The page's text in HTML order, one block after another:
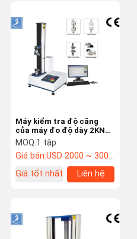
Máy kiểm tra độ căng
của máy đo độ dày 2KN
với màn hình vi tính
MOQ:1 tập
Giá bán:USD 2000 ~ 3000/set
Giá tốt nhất
Liên hệ